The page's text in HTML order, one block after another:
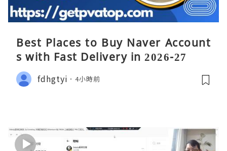
Best Places to Buy Naver Account
s with Fast Delivery in 2026-27
fdhgtyi 4小時前